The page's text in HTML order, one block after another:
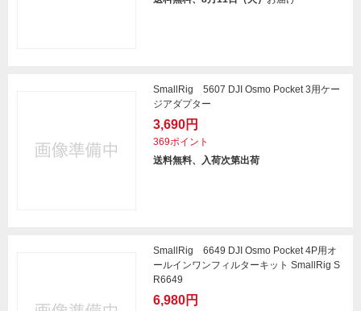
SmallRig 5607 DJI Osmo Pocket 3用ケー
ジアダプター
3,690円
369ポイント
送料無料、入荷次第出荷
SmallRig 6649 DJI Osmo Pocket 4P用オ
ールインワンフィルターキット SmallRig S
R6649
6,980円